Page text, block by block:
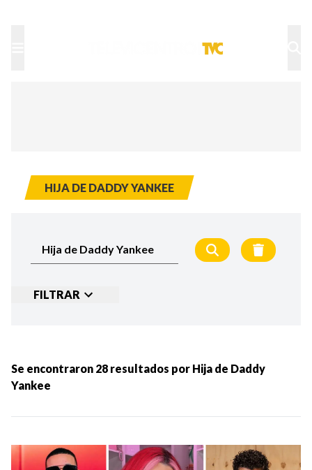
HIJA DE DADDY YANKEE
FILTRAR
MÁS RECIENTES
Se encontraron 28 resultados por Hija de Daddy
Yankee